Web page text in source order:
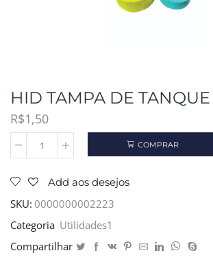
HID TAMPA DE TANQUE
R$1,50
HID
DE
TANQUE
COLORS
COMPRAR
Add aos desejos
SKU: 0000000002223
Categoria Utilidades1
Compartilhar